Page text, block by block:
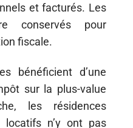
et facturés. Les
conservés pour
fiscale.
bénéficient d’une
sur la plus-value
les résidences
locatifs n’y ont pas